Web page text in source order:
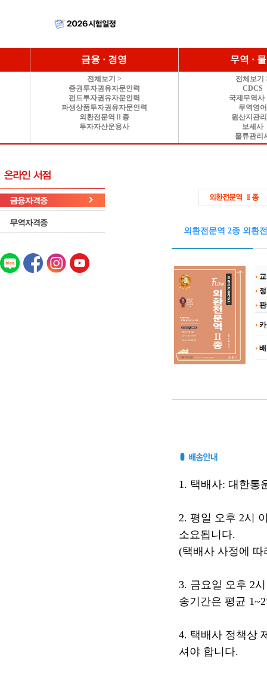
금융 · 경영
전체보기 >
증권투자권유자문인력
펀드투자권유자문인력
파생상품투자권유자문인력
외환전문역Ⅱ종
투자자산운용사
무역 ·
전체보기
CDCS
국제무역사
무역영어
원산지관
보세사
물류관리
외환전문역 2종 외환
1. 택배사: 대한통
2. 평일 오후 2시
소요됩니다.
(택배사 사정에
3. 금요일 오후 2
송기간은 평균
4. 택배사 정책상
셔야 합니다.